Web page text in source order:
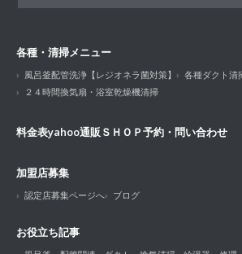
各種・清掃メニュー
風呂釜配管洗浄【レジオネラ菌対策】
各種ダクト清
２４時間換気扇・浴室乾燥機清掃
料金表yahoo通販ＳＨＯＰ予約・問い合わせ
加盟店募集
認定店募集ページへ ブログ
お役立ち記事